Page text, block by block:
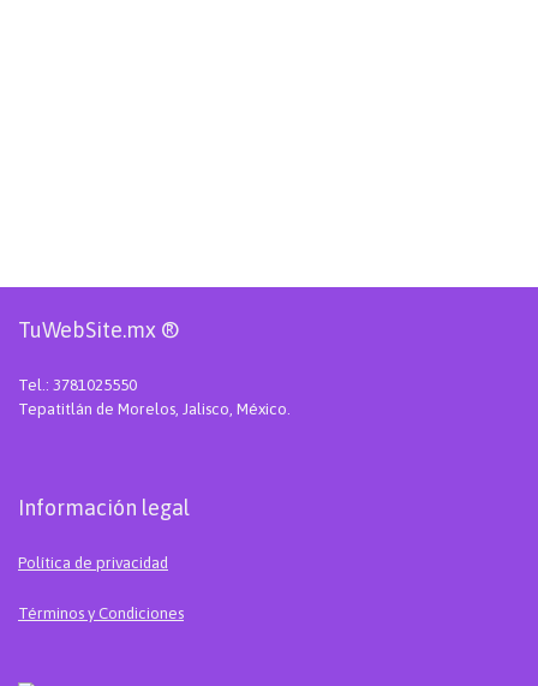
TuWebSite.mx ®
Tel.: 3781025550
Tepatitlán de Morelos, Jalisco, México.
Información legal
Política de privacidad
Términos y Condiciones